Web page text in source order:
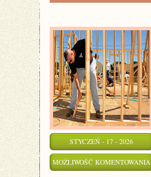
STYCZEŃ - 17 - 2026
MOŻLIWOŚĆ KOMENTOWANIA